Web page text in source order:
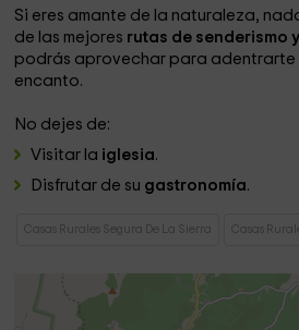
Si eres amante de la naturaleza,
de las mejores rutas de senderismo
podrás aprovechar para adentrarte
encanto.
No dejes de:
Visitar la iglesia.
Disfrutar de su gastronomía.
Casas Rurales Segura De La Sierra Casas